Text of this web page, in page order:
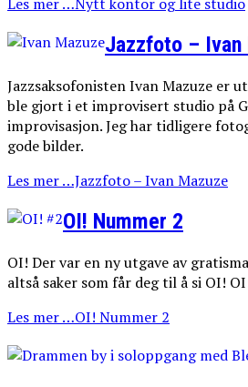
Jazzfoto – Ivan
Jazzsaksofonisten Ivan Mazuze er
ble gjort i et improvisert studio på
improvisasjon. Jeg har tidligere
gode bilder.
Les mer …Jazzfoto – Ivan Mazuze
OI! Nummer 2
OI! Der var en ny utgave av
altså saker som får deg til å si OI!
Les mer …OI! Nummer 2